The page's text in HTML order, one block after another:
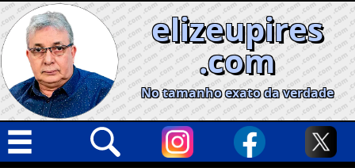
Skip
to
content
elizeupires
.com
No tamanho exato da verdade